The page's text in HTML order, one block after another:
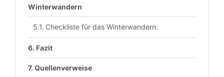
Winterwandern
Checkliste für das Winterwandern:
Fazit
Quellenverweise